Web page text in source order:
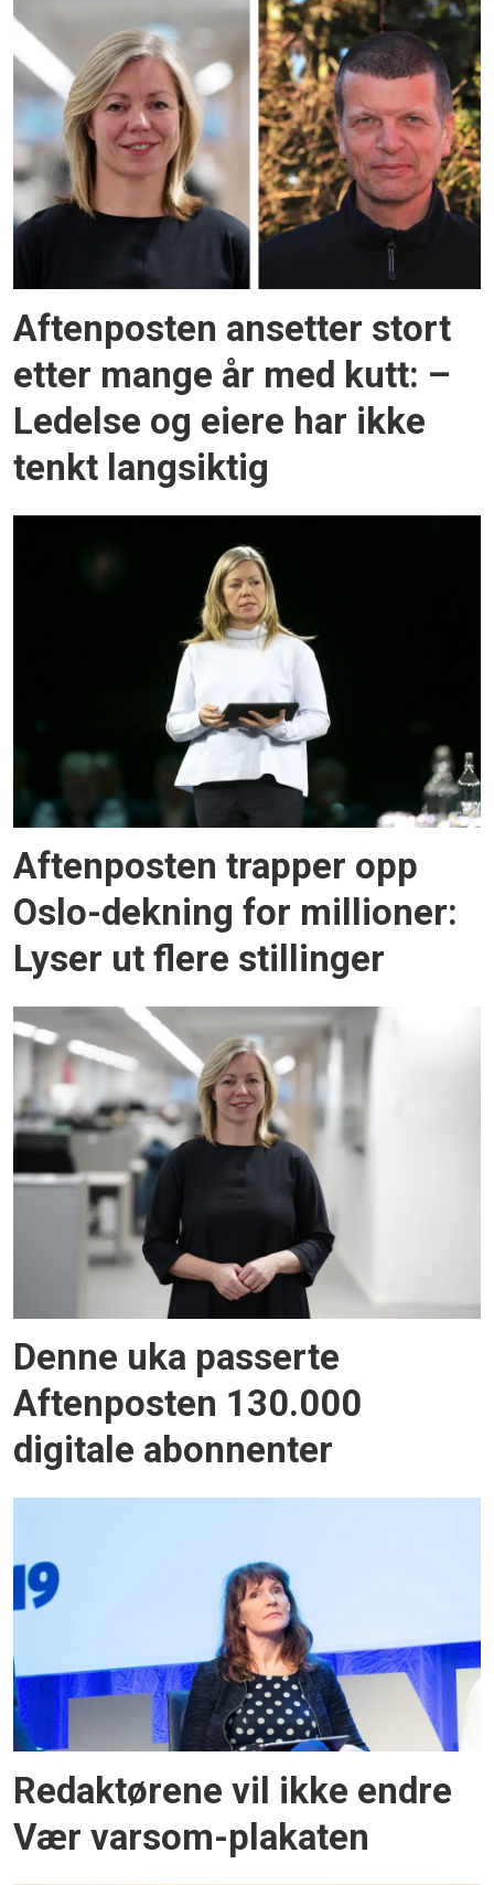
Aftenposten ansetter stort
etter mange år med kutt: –
Ledelse og eiere har ikke
tenkt langsiktig
Aftenposten trapper opp
Oslo-dekning for millioner:
Lyser ut flere stillinger
Denne uka passerte
Aftenposten 130.000
digitale abonnenter
Redaktørene vil ikke endre
Vær varsom-plakaten